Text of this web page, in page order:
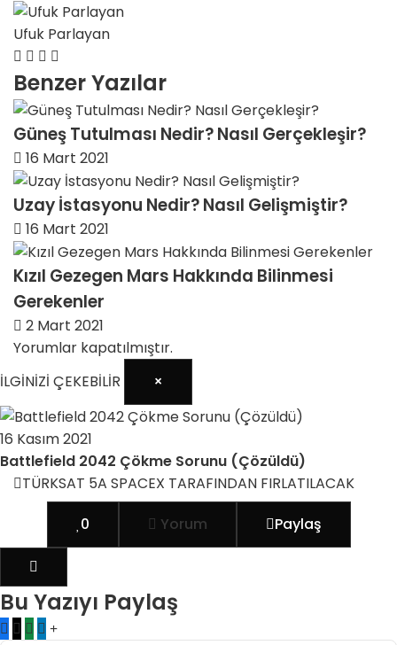
Ufuk Parlayan
Benzer Yazılar
Güneş Tutulması Nedir? Nasıl Gerçekleşir?
16 Mart 2021
Uzay İstasyonu Nedir? Nasıl Gelişmiştir?
16 Mart 2021
Kızıl Gezegen Mars Hakkında Bilinmesi
Gerekenler
2 Mart 2021
Yorumlar kapatılmıştır.
İLGİNİZİ ÇEKEBİLİR
×
16 Kasım 2021
Battlefield 2042 Çökme Sorunu (Çözüldü)
TÜRKSAT 5A SPACEX TARAFINDAN FIRLATILACAK
0
Yorum Paylaş
Bu Yazıyı Paylaş